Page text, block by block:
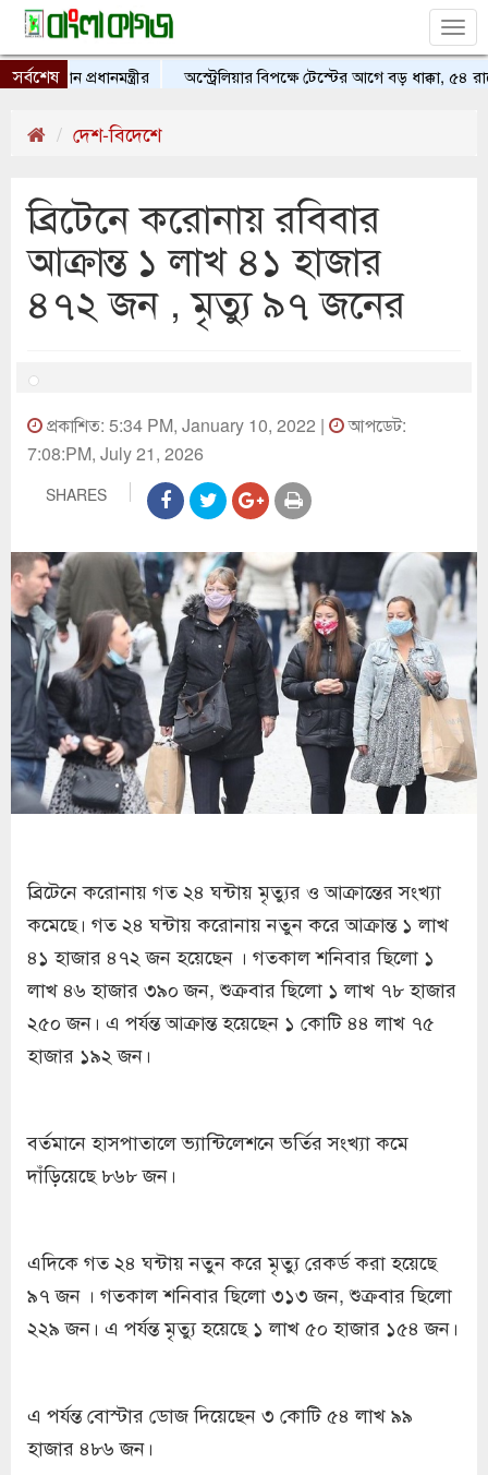
সর্বশেষপ্রধানমন্ত্রীর অস্ট্রেলিয়ার বিপক্ষে টেস্টের আগে বড় ধাক্কা, ৫৪
দেশ-বিদেশে
ব্রিটেনে করোনায় রবিবার
আক্রান্ত ১ লাখ ৪১ হাজার
৪৭২ জন , মৃত্যু ৯৭ জনের
প্রকাশিত: 5:34 PM, January 10, 2022 |
আপডেট:
7:08:PM, July 21, 2026
SHARES
ব্রিটেনে করোনায় গত ২৪ ঘন্টায় মৃত্যুর ও আক্রান্তের সংখ্যা
কমেছে। গত ২৪ ঘন্টায় করোনায় নতুন করে আক্রান্ত ১ লাখ
৪১ হাজার ৪৭২ জন হয়েছেন । গতকাল শনিবার ছিলো ১
লাখ ৪৬ হাজার ৩৯০ জন, শুক্রবার ছিলো ১ লাখ ৭৮ হাজার
২৫০ জন। এ পর্যন্ত আক্রান্ত হয়েছেন ১ কোটি ৪৪ লাখ ৭৫
হাজার ১৯২ জন।
বর্তমানে হাসপাতালে ভ্যান্টিলেশনে ভর্তির সংখ্যা কমে
দাঁড়িয়েছে ৮৬৮ জন।
এদিকে গত ২৪ ঘন্টায় নতুন করে মৃত্যু রেকর্ড করা হয়েছে
৯৭ জন । গতকাল শনিবার ছিলো ৩১৩ জন, শুক্রবার ছিলো
২২৯ জন। এ পর্যন্ত মৃত্যু হয়েছে ১ লাখ ৫০ হাজার ১৫৪ জন।
এ পর্যন্ত বোস্টার ডোজ দিয়েছেন ৩ কোটি ৫৪ লাখ ৯৯
হাজার ৪৮৬ জন।